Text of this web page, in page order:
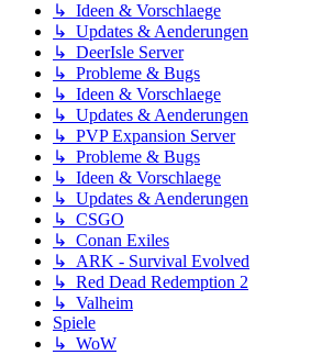
↳ Ideen & Vorschlaege
↳ Updates & Aenderungen
↳ DeerIsle Server
↳ Probleme & Bugs
↳ Ideen & Vorschlaege
↳ Updates & Aenderungen
↳ PVP Expansion Server
↳ Probleme & Bugs
↳ Ideen & Vorschlaege
↳ Updates & Aenderungen
↳ CSGO
↳ Conan Exiles
↳ ARK - Survival Evolved
↳ Red Dead Redemption 2
↳ Valheim
Spiele
↳ WoW